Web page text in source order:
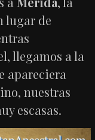
lugar de
llegamos a la
apareciera
nuestras
escasas.